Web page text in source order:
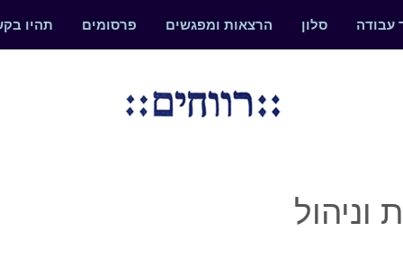
עבודה סלון הרצאות ומפגשים פרסומים תהיו
וניהול